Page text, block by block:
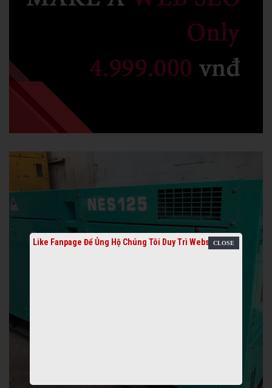
Like Fanpage Để Ủng Hộ Chúng Tôi Duy Trì Website